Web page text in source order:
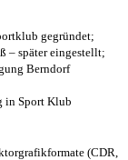
gegründet;
– später eingestellt;
Berndorf
in Sport Klub
(CDR,